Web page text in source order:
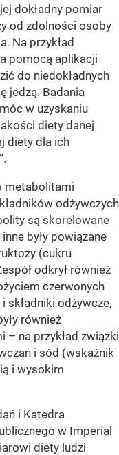
dokładny pomiar
od zdolności osoby
Na przykład
pomocą aplikacji
do niedokładnych
jedzą. Badania
w uzyskaniu
diety danej
diety dla ich
metabolitami
odżywczych
są skorelowane
były powiązane
(cukru
odkrył również
czerwonych
składniki odżywcze,
również
– na przykład związki
i sód (wskaźnik
i wysokim
i Katedra
w Imperial
diety ludzi